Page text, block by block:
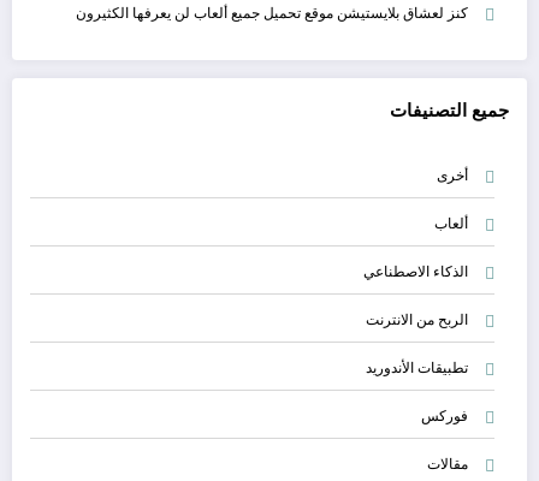
كنز لعشاق بلايستيشن موقع تحميل جميع ألعاب لن يعرفها الكثيرون
جميع التصنيفات
أخرى
ألعاب
الذكاء الاصطناعي
الربح من الانترنت
تطبيقات الأندوريد
فوركس
مقالات